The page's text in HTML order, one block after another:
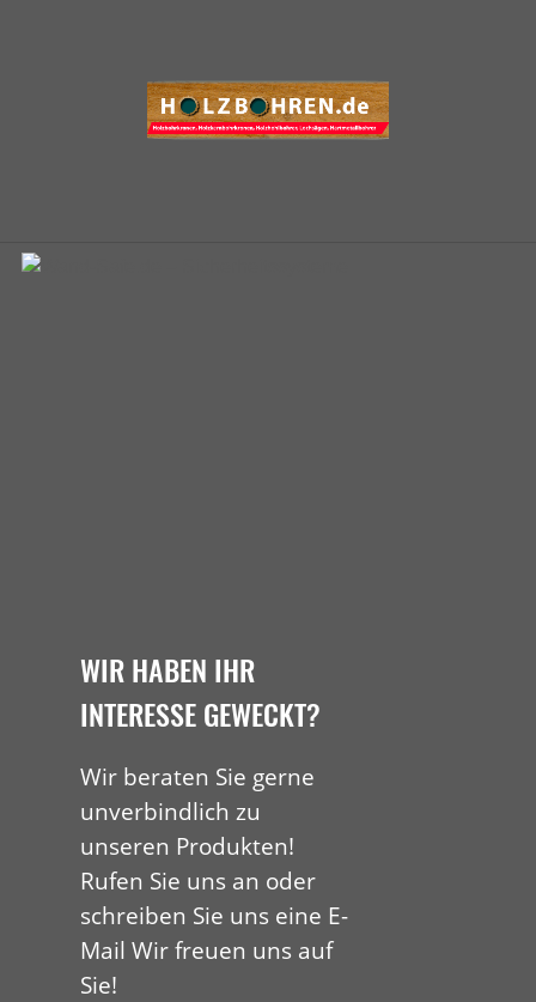
WIR HABEN IHR
INTERESSE GEWECKT?
Wir beraten Sie gerne
unverbindlich zu
unseren Produkten!
Rufen Sie uns an oder
schreiben Sie uns eine E-
Mail Wir freuen uns auf
Sie!